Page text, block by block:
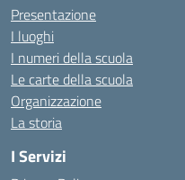
Presentazione
I luoghi
I numeri della scuola
Le carte della scuola
Organizzazione
La storia
I Servizi